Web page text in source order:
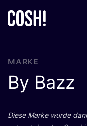
MARKE
By Bazz
Die­se Mar­ke wur­de